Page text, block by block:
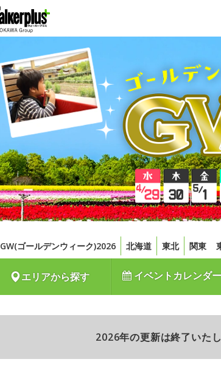
GW(ゴールデンウィーク)2026 北海道 東北 関東
エリアから探す イベントカレンダー
2026年の更新は終了いた